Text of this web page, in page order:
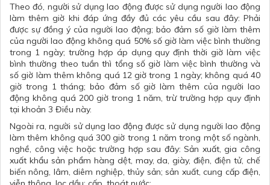
Theo đó, người sử dụng lao động được sử dụng người lao động
làm thêm giờ khi đáp ứng đầy đủ các yêu cầu sau đây: Phải
được sự đồng ý của người lao động; bảo đảm số giờ làm thêm
của người lao động không quá 50% số giờ làm việc bình thường
trong 1 ngày; trường hợp áp dụng quy định thời giờ làm việc
bình thường theo tuần thì tổng số giờ làm việc bình thường và
số giờ làm thêm không quá 12 giờ trong 1 ngày; không quá 40
giờ trong 1 tháng; bảo đảm số giờ làm thêm của người lao
động không quá 200 giờ trong 1 năm, trừ trường hợp quy định
tại khoản 3 Điều này.
Ngoài ra, người sử dụng lao động được sử dụng người lao động
làm thêm không quá 300 giờ trong 1 năm trong một số ngành,
nghề, công việc hoặc trường hợp sau đây: Sản xuất, gia công
xuất khẩu sản phẩm hàng dệt, may, da, giày, điện, điện tử, chế
biến nông, lâm, diêm nghiệp, thủy sản; sản xuất, cung cấp điện,